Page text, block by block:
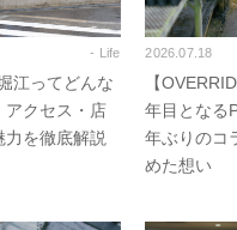
- Life
江ってどんな
アクセス・店
力を徹底解説
2026.07.18
【
年目となる
年ぶりのコ
めた想い